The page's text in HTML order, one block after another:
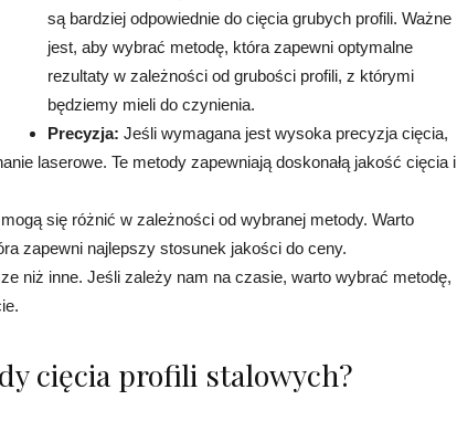
są bardziej odpowiednie do cięcia grubych profili. Ważne
jest, aby wybrać metodę, która zapewni optymalne
rezultaty w zależności od grubości profili, z którymi
będziemy mieli do czynienia.
Precyzja: Jeśli wymagana jest wysoka precyzja cięcia,
laserowe. Te metody zapewniają doskonałą jakość cięcia i
się różnić w zależności od wybranej metody. Warto
zapewni najlepszy stosunek jakości do ceny.
niż inne. Jeśli zależy nam na czasie, warto wybrać metodę,
cięcia profili stalowych?